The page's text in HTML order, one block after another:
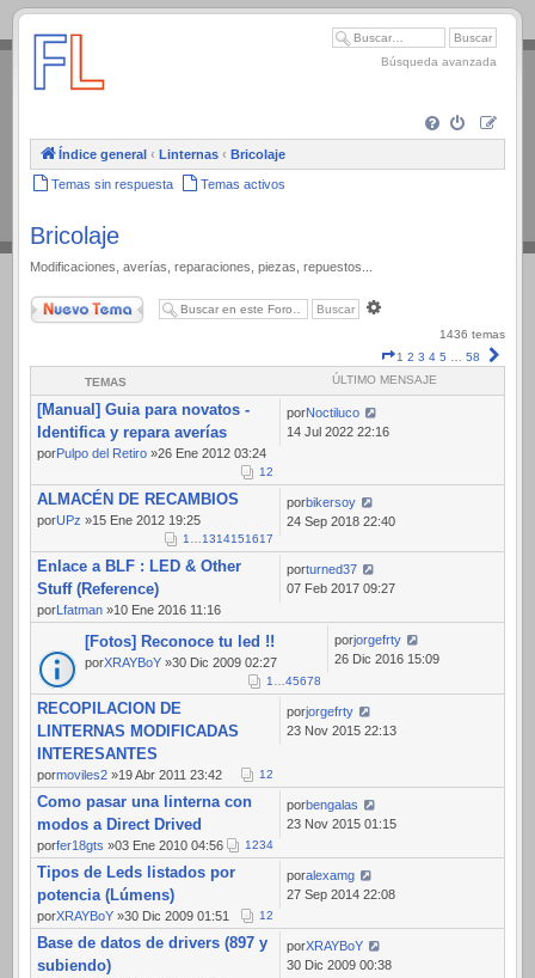
.
Búsqueda avanzada
Índice general ‹ Linternas ‹ Bricolaje
Temas sin respuesta Temas activos
Bricolaje
Modificaciones, averías, reparaciones, piezas, repuestos...
Nuevo Tema
1436 temas
Página
1
1 2 3 4 5 … 58
TEMAS ÚLTIMO MENSAJE
[Manual] Guia para novatos -
Identifica y repara averías
porPulpo del Retiro »26 Ene 2012 03:24
12
porNoctiluco
14 Jul 2022 22:16
ALMACÉN DE RECAMBIOS
porUPz »15 Ene 2012 19:25
1…1314151617
porbikersoy
24 Sep 2018 22:40
Enlace a BLF : LED & Other
Stuff (Reference)
por Lfatman »10 Ene 2016 11:16
porturned37
07 Feb 2017 09:27
[Fotos] Reconoce tu led !!
porXRAYBoY »30 Dic 2009 02:27
1…45678
porjorgefrty
26 Dic 2016 15:09
RECOPILACION DE
LINTERNAS MODIFICADAS
INTERESANTES
pormoviles2 »19 Abr 2011 23:42 12
porjorgefrty
23 Nov 2015 22:13
Como pasar una linterna con
modos a Direct Drived
porfer18gts »03 Ene 2010 04:56 1234
porbengalas
23 Nov 2015 01:15
Tipos de Leds listados por
potencia (Lúmens)
porXRAYBoY »30 Dic 2009 01:51 12
poralexamg
27 Sep 2014 22:08
Base de datos de drivers (897 y
subiendo)
porXRAYBoY
30 Dic 2009 00:38